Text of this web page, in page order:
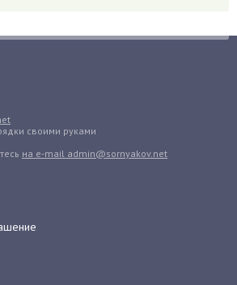
своими руками
на e-mail admin@sornyakov.net